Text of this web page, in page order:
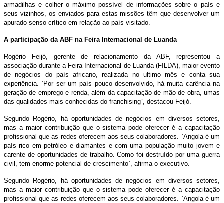
armadilhas e colher o máximo possível de informações sobre o país e
seus vizinhos, os enviados para estas missões têm que desenvolver um
apurado senso crítico em relação ao país visitado.
A participação da ABF na Feira Internacional de Luanda
Rogério Feijó, gerente de relacionamento da ABF, representou a
associação durante a Feira Internacional de Luanda (FILDA), maior evento
de negócios do país africano, realizada no ultimo mês e conta sua
experiência. `Por ser um país pouco desenvolvido, há muita carência na
geração de emprego e renda, além da capacitação de mão de obra, umas
das qualidades mais conhecidas do franchising`, destacou Feijó.
Segundo Rogério, há oportunidades de negócios em diversos setores,
mas a maior contribuição que o sistema pode oferecer é a capacitação
profissional que as redes oferecem aos seus colaboradores. `Angola é um
país rico em petróleo e diamantes e com uma população muito jovem e
carente de oportunidades de trabalho. Como foi destruído por uma guerra
civil, tem enorme potencial de crescimento`, afirma o executivo.
Segundo Rogério, há oportunidades de negócios em diversos setores,
mas a maior contribuição que o sistema pode oferecer é a capacitação
profissional que as redes oferecem aos seus colaboradores. `Angola é um